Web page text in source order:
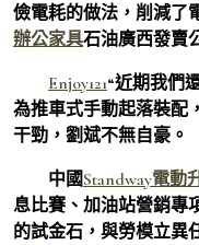
儉電耗的做法，削減了
辦公家具石油廣西發賣
Enjoy121“近期我們
為推車式手動起落裝配
干勁，劉斌不無自豪。
中國Standway電動
息比賽、加油站營銷專
的試金石，與勞模立異